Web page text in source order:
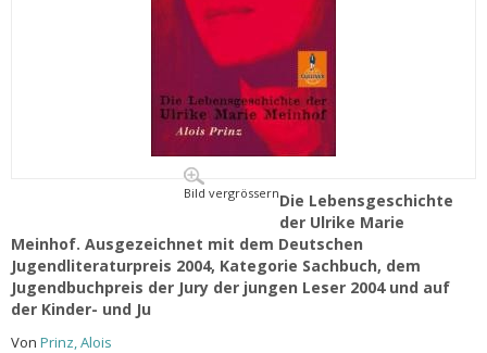
Bild vergrössernDie Lebensgeschichte
der Ulrike Marie
Meinhof. Ausgezeichnet mit dem Deutschen
Jugendliteraturpreis 2004, Kategorie Sachbuch, dem
Jugendbuchpreis der Jury der jungen Leser 2004 und auf
der Kinder- und Ju
Von Prinz, Alois